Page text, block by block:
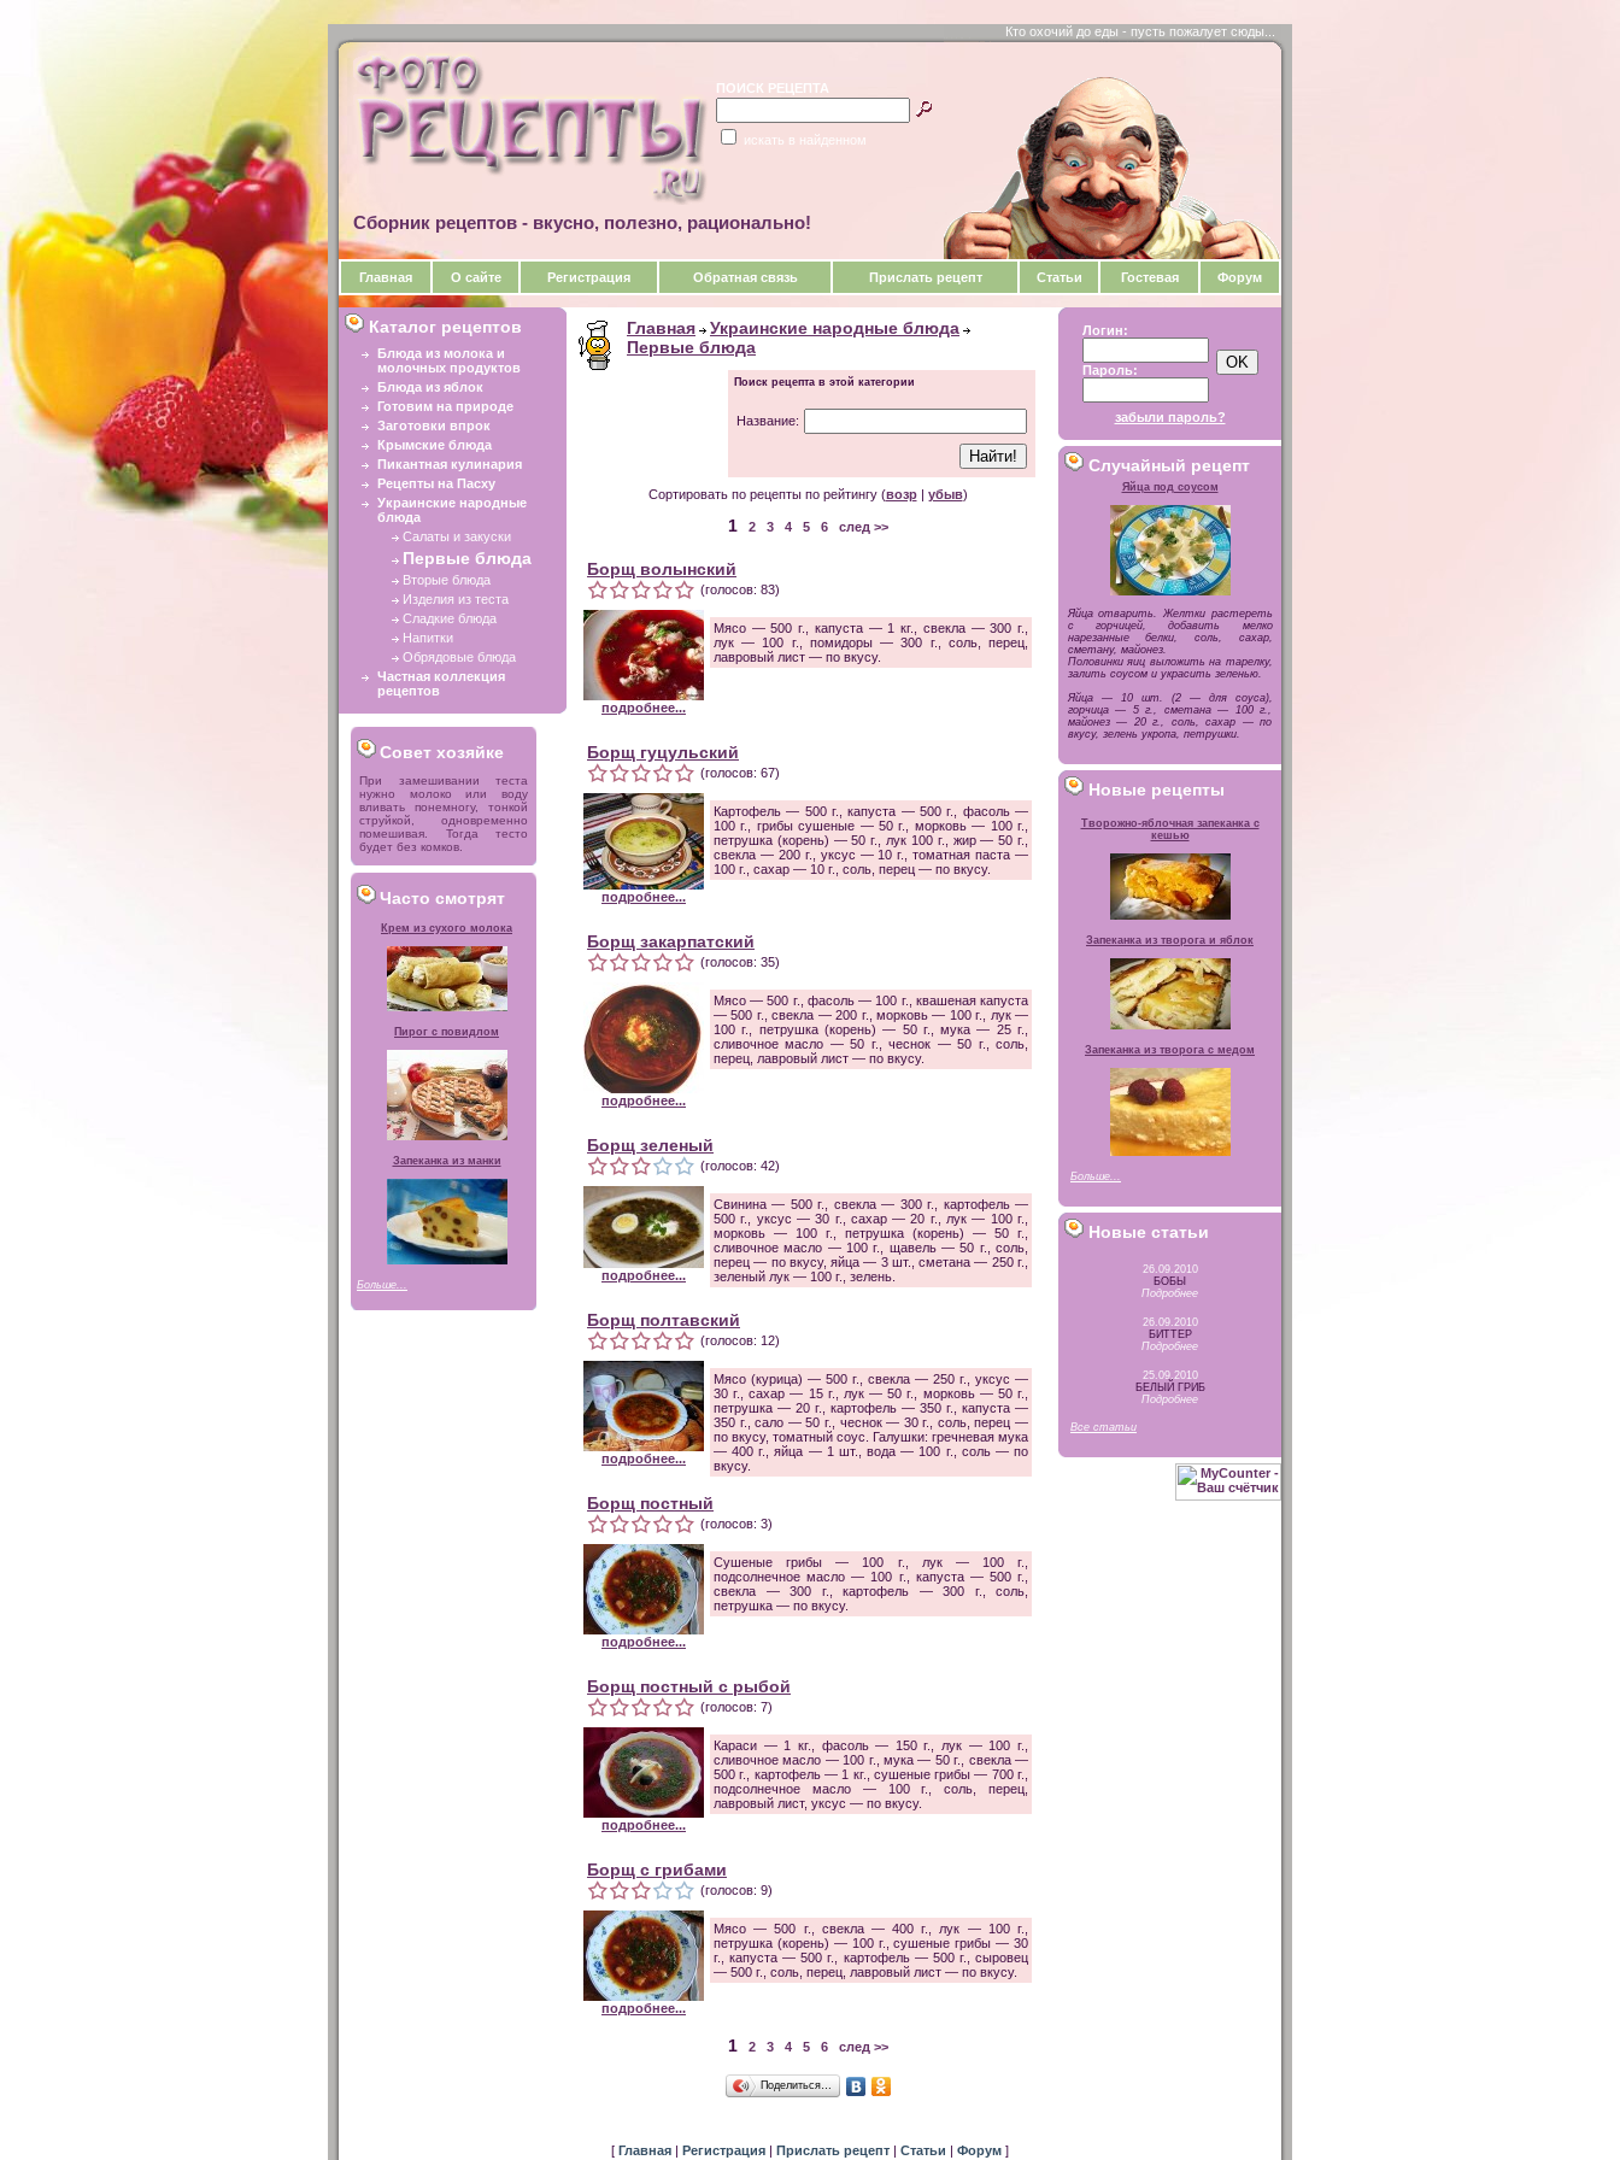
ПОИСК РЕЦЕПТА
искать в найденном
Сборник рецептов - вкусно, полезно, рационально!
Кто охочий до еды - пусть пожалует сюды...
Главная О сайте Регистрация Обратная связь Прислать рецепт Статьи Гостевая Форум
Каталог рецептов
Блюда из молока и
молочных продуктов
Блюда из яблок
Готовим на природе
Заготовки впрок
Крымские блюда
Пикантная кулинария
Рецепты на Пасху
Украинские народные
блюда
Салаты и закуски
Первые блюда
Вторые блюда
Изделия из теста
Сладкие блюда
Напитки
Обрядовые блюда
Частная коллекция
рецептов
Совет хозяйке
При замешивании теста
нужно молоко или воду
вливать понемногу, тонкой
струйкой, одновременно
помешивая. Тогда тесто
будет без комков.
Часто смотрят
Крем из сухого молока
Пирог с повидлом
Запеканка из манки
Больше...
Главная
Украинские народные блюда
Первые блюда
Поиск рецепта в этой категории
Название:
Сортировать по рецепты по рейтингу (возр| убыв)
1 2 3 4 5 6 след >>
Борщ волынский
(голосов: 83)
подробнее...
Мясо — 500 г., капуста — 1 кг., свекла — 300 г.,
лук — 100 г., помидоры — 300 г., соль, перец,
лавровый лист — по вкусу.
Борщ гуцульский
(голосов: 67)
подробнее...
Картофель — 500 г., капуста — 500 г., фасоль —
100 г., грибы сушеные — 50 г., морковь — 100 г.,
петрушка (корень) — 50 г., лук 100 г., жир — 50 г.,
свекла — 200 г., уксус — 10 г., томатная паста —
100 г., сахар — 10 г., соль, перец — по вкусу.
Борщ закарпатский
(голосов: 35)
подробнее...
Мясо — 500 г., фасоль — 100 г., квашеная капуста
— 500 г., свекла — 200 г., морковь — 100 г., лук —
100 г., петрушка (корень) — 50 г., мука — 25 г.,
сливочное масло — 50 г., чеснок — 50 г., соль,
перец, лавровый лист — по вкусу.
Борщ зеленый
(голосов: 42)
подробнее...
Свинина — 500 г., свекла — 300 г., картофель —
500 г., уксус — 30 г., сахар — 20 г., лук — 100 г.,
морковь — 100 г., петрушка (корень) — 50 г.,
сливочное масло — 100 г., щавель — 50 г., соль,
перец — по вкусу, яйца — 3 шт., сметана — 250 г.,
зеленый лук — 100 г., зелень.
Борщ полтавский
(голосов: 12)
подробнее...
Мясо (курица) — 500 г., свекла — 250 г., уксус —
30 г., сахар — 15 г., лук — 50 г., морковь — 50 г.,
петрушка — 20 г., картофель — 350 г., капуста —
350 г., сало — 50 г., чеснок — 30 г., соль, перец —
по вкусу, томатный соус. Галушки: гречневая мука
— 400 г., яйца — 1 шт., вода — 100 г., соль — по
вкусу.
Борщ постный
(голосов: 3)
подробнее...
Сушеные грибы — 100 г., лук — 100 г.,
подсолнечное масло — 100 г., капуста — 500 г.,
свекла — 300 г., картофель — 300 г., соль,
петрушка — по вкусу.
Борщ постный с рыбой
(голосов: 7)
подробнее...
Караси — 1 кг., фасоль — 150 г., лук — 100 г.,
сливочное масло — 100 г., мука — 50 г., свекла —
500 г., картофель — 1 кг., сушеные грибы — 700 г.,
подсолнечное масло — 100 г., соль, перец,
лавровый лист, уксус — по вкусу.
Борщ с грибами
(голосов: 9)
подробнее...
Мясо — 500 г., свекла — 400 г., лук — 100 г.,
петрушка (корень) — 100 г., сушеные грибы — 30
г., капуста — 500 г., картофель — 500 г., сыровец
— 500 г., соль, перец, лавровый лист — по вкусу.
1 2 3 4 5 6 след >>
Поделиться…
Логин:
Пароль:
забыли пароль?
Случайный рецепт
Яйца под соусом
Яйца отварить. Желтки растереть
с горчицей, добавить мелко
нарезанные белки, соль, сахар,
сметану, майонез.
Половинки яиц выложить на тарелку,
залить соусом и украсить зеленью.
Яйца — 10 шт. (2 — для соуса),
горчица — 5 г., сметана — 100 г.,
майонез — 20 г., соль, сахар — по
вкусу, зелень укропа, петрушки.
Новые рецепты
Творожно-яблочная запеканка с
кешью
Запеканка из творога и яблок
Запеканка из творога с медом
Больше...
Новые статьи
26.09.2010
БОБЫ
Подробнее
26.09.2010
БИТТЕР
Подробнее
25.09.2010
БЕЛЫЙ ГРИБ
Подробнее
Все статьи
[ Главная | Регистрация | Прислать рецепт | Статьи | Форум ]